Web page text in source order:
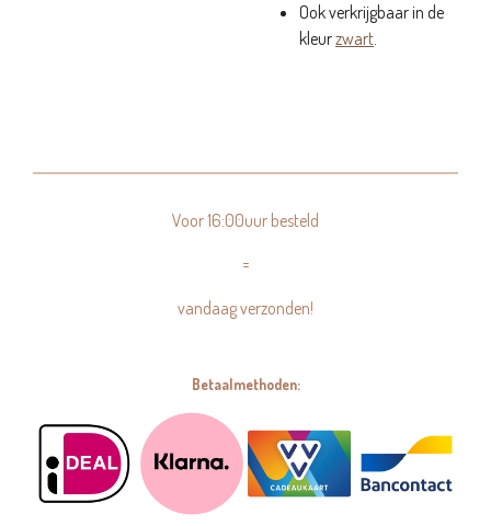
Ook verkrijgbaar in de
kleurzwart.
Voor 16:00uur besteld
=
vandaag verzonden!
Betaalmethoden: